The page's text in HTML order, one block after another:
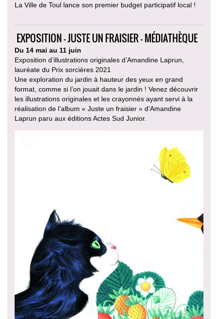
La Ville de Toul lance son premier budget participatif local !
EXPOSITION - JUSTE UN FRAISIER - MÉDIATHÈQUE
Du 14 mai au 11 juin
Exposition d’illustrations originales d’Amandine Laprun,
lauréate du Prix sorcières 2021
Une exploration du jardin à hauteur des yeux en grand
format, comme si l’on jouait dans le jardin ! Venez découvrir
les illustrations originales et les crayonnés ayant servi à la
réalisation de l’album « Juste un fraisier » d’Amandine
Laprun paru aux éditions Actes Sud Junior.